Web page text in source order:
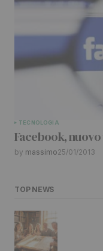
TECNOLOGIA
Facebook, nuovo
by massimo25/01/2013
TOP NEWS